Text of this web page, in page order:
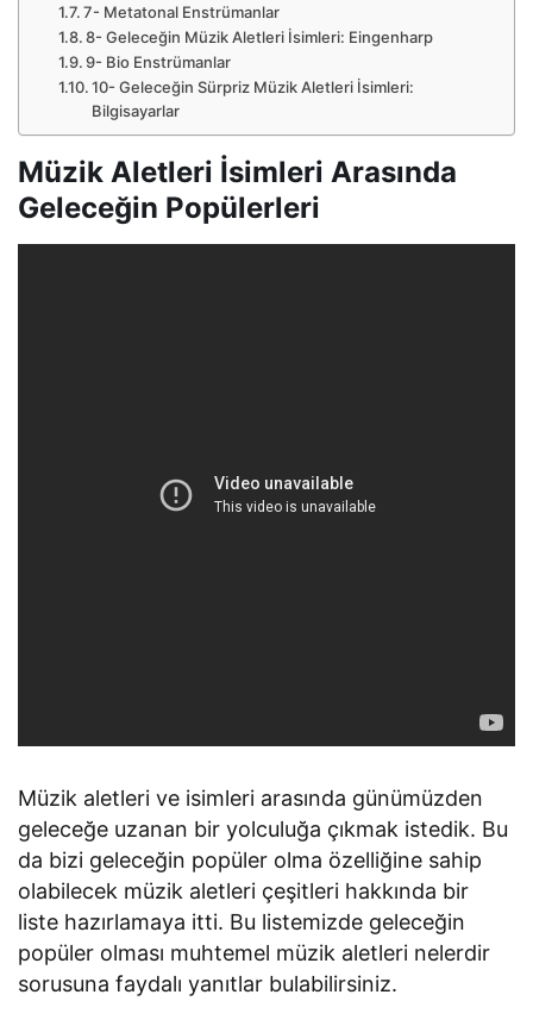
7- Metatonal Enstrümanlar
8- Geleceğin Müzik Aletleri İsimleri: Eingenharp
9- Bio Enstrümanlar
10- Geleceğin Sürpriz Müzik Aletleri İsimleri:
Bilgisayarlar
Müzik Aletleri İsimleri Arasında
Geleceğin Popülerleri
Müzik aletleri ve isimleri arasında günümüzden
geleceğe uzanan bir yolculuğa çıkmak istedik. Bu
da bizi geleceğin popüler olma özelliğine sahip
olabilecek müzik aletleri çeşitleri hakkında bir
liste hazırlamaya itti. Bu listemizde geleceğin
popüler olması muhtemel müzik aletleri nelerdir
sorusuna faydalı yanıtlar bulabilirsiniz.